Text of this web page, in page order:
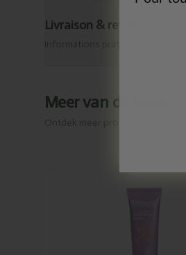
Livraison & retour
Meer van dit merk
Ontdek meer producten van